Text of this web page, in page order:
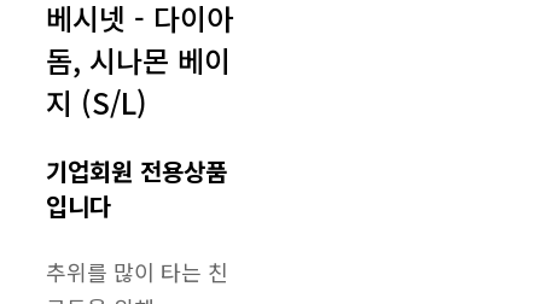
베시넷 - 다이아
돔, 시나몬 베이
지 (S/L)
기업회원 전용상품
입니다
추위를 많이 타는 친